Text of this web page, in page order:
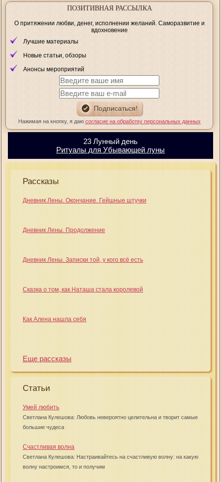
ПОЗИТИВНАЯ РАССЫЛКА
О притяжении любви, денег, исполнении желаний. Саморазвитие и
вдохновение
Лучшие материалы
Новые статьи, обзоры
Анонсы мероприятий
Нажимая на кнопку, я даю согласие на обработку персональных данных
23 Лунный день
Ритуалы для Убывающей луны
Рассказы
Дневник Лены. Окончание. Гейшные штучки
Дневник Лены. Продолжение
Дневник Лены. Записки той, у кого всё есть
Сказка о том, как Наташа стала королевой
Как Алена нашла себя
Еще рассказы
Статьи
Умей любить
Светлана Кулешова: Любовь невероятно целительна и творит самые
большие чудеса
Счастливая волна
Светлана Кулешова: Настраивайтесь на счастливую волну: на какую
волну настроимся, то и получим